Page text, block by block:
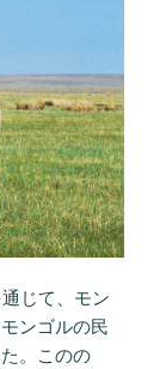
じて、モン
ンゴルの民
。このの